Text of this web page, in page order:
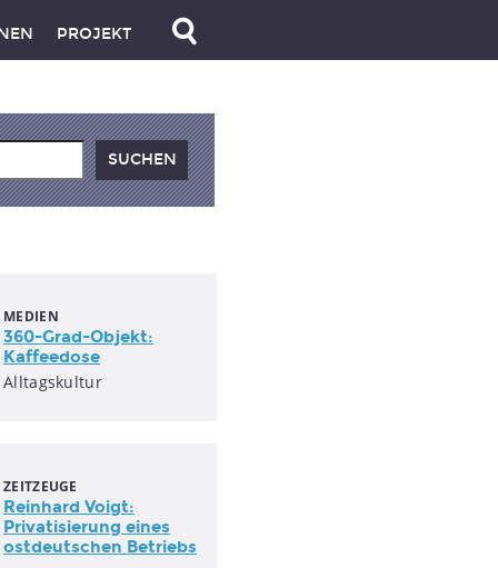
PROJEKT
MEDIEN
360-Grad-Objekt:
Kaffeedose
Alltagskultur
ZEITZEUGE
Reinhard Voigt:
Privatisierung eines
ostdeutschen Betriebs